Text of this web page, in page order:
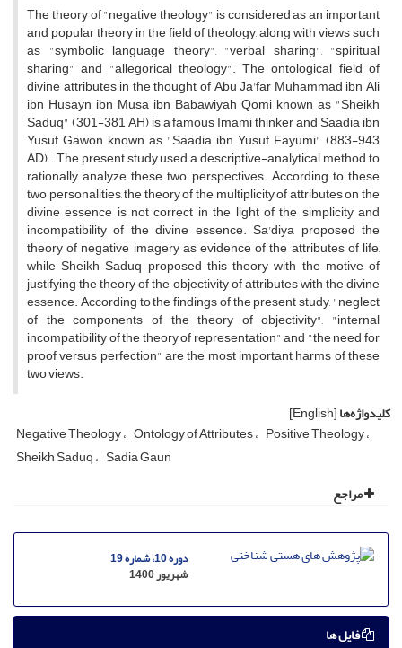
The theory of "negative theology" is considered as an important
and popular theory in the field of theology, along with views such
as "symbolic language theory", "verbal sharing", "spiritual
sharing" and "allegorical theology". The ontological field of
divine attributes in the thought of Abu Ja'far Muhammad ibn Ali
ibn Husayn ibn Musa ibn Babawiyah Qomi known as "Sheikh
Saduq" (301-381 AH) is a famous Imami thinker and Saadia ibn
Yusuf Gawon known as "Saadia ibn Yusuf Fayumi" (883-943
AD) . The present study used a descriptive-analytical method to
rationally analyze these two perspectives. According to these
two personalities, the theory of the multiplicity of attributes on the
divine essence is not correct in the light of the simplicity and
incompatibility of the divine essence. Sa'diya proposed the
theory of negative imagery as evidence of the attributes of life,
while Sheikh Saduq proposed this theory with the motive of
justifying the theory of the objectivity of attributes with the divine
essence. According to the findings of the present study, "neglect
of the components of the theory of objectivity", "internal
incompatibility of the theory of representation" and "the need for
proof versus perfection" are the most important harms of these
two views.
کلیدواژه‌ها[English]
Negative Theology Ontology of Attributes Positive Theology
Sheikh Saduq Sadia Gaun
مراجع
دوره 10، شماره 19
شهریور 1400
فایل ها